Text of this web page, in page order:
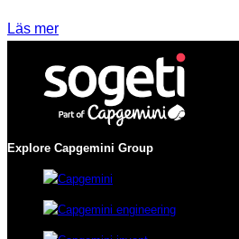
Läs mer
Explore Capgemini Group